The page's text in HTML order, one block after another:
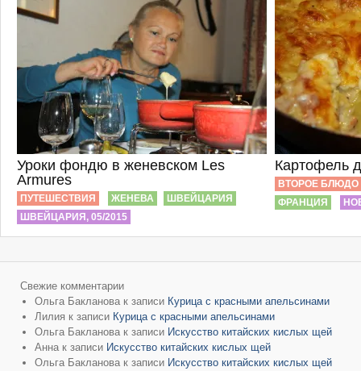
Уроки фондю в женевском Les
Armures
ПУТЕШЕСТВИЯ ЖЕНЕВА
ШВЕЙЦАРИЯ
ШВЕЙЦАРИЯ, 05/2015
Картофель
ВТОРОЕ БЛЮДО
ФРАНЦИЯ
Свежие комментарии
Ольга Бакланова к записи Курица с красными апельсинами
Лилия к записи Курица с красными апельсинами
Ольга Бакланова к записи Искусство китайских кислых щей
Анна к записи Искусство китайских кислых щей
Ольга Бакланова к записи Искусство китайских кислых щей